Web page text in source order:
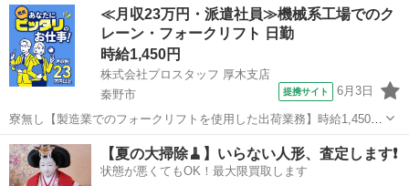
神奈川 秦野市 渋沢駅 キッズ用品
≪月収23万円・派遣社員≫機械系工場でのク
レーン・フォークリフト 日勤
時給1,450円
株式会社プロスタッフ 厚木支店
秦野市
提携サイト 6月3日
寮無し【製造業でのフォークリフトを使用した出荷業務】時給1,450円
★残業少なめ◎日勤のみ 20代、30代活躍中 フォークリフトを使用し
た出荷業務 ・カウンターフォークリフトを使用した当社製品の移動お
よび出荷業務 ・カウン...
神奈川 秦野市 その他
【夏の大掃除🧹】いらない人形、査定します❗️
状態が悪くてもOK！最大限買取します